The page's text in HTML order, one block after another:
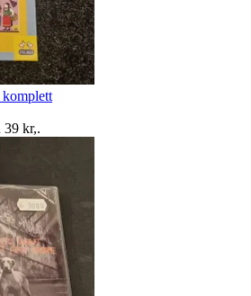
komplett
39 kr,.